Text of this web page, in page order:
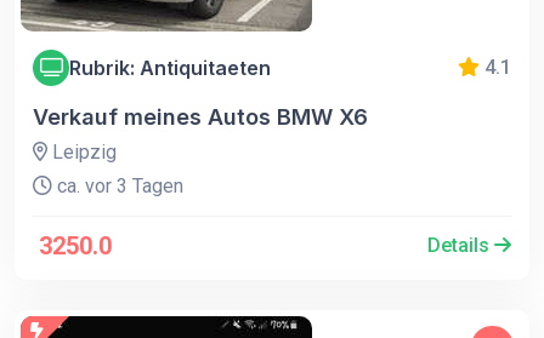
Rubrik: Antiquitaeten 4.1
Verkauf meines Autos BMW X6
Leipzig
ca. vor 3 Tagen
3250.0 Details